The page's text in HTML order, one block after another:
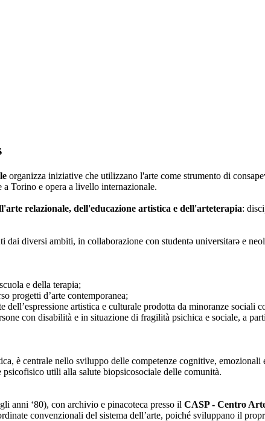
organizza iniziative che utilizzano l'arte come strumento di
a Torino e opera a livello internazionale.
relazionale, dell'educazione artistica e dell'arteterapia:
diversi ambiti, in collaborazione con studentə universitarə e
e della terapia;
progetti d’arte contemporanea;
dell’espressione artistica e culturale prodotta da minoranze
con disabilità e in situazione di fragilità psichica e sociale, a
è centrale nello sviluppo delle competenze cognitive,
psicofisico utili alla salute biopsicosociale delle comunità.
anni ‘80), con archivio e pinacoteca presso il CASP - Centro
convenzionali del sistema dell’arte, poiché sviluppano il